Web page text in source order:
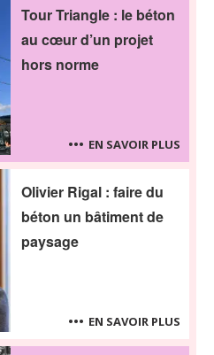
Tour Triangle : le béton
au cœur d’un projet
hors norme
EN SAVOIR PLUS
Olivier Rigal : faire du
béton un bâtiment de
paysage
EN SAVOIR PLUS